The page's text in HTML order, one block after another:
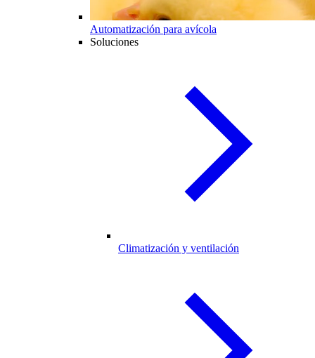
Automatización para avícola
Soluciones
Climatización y ventilación